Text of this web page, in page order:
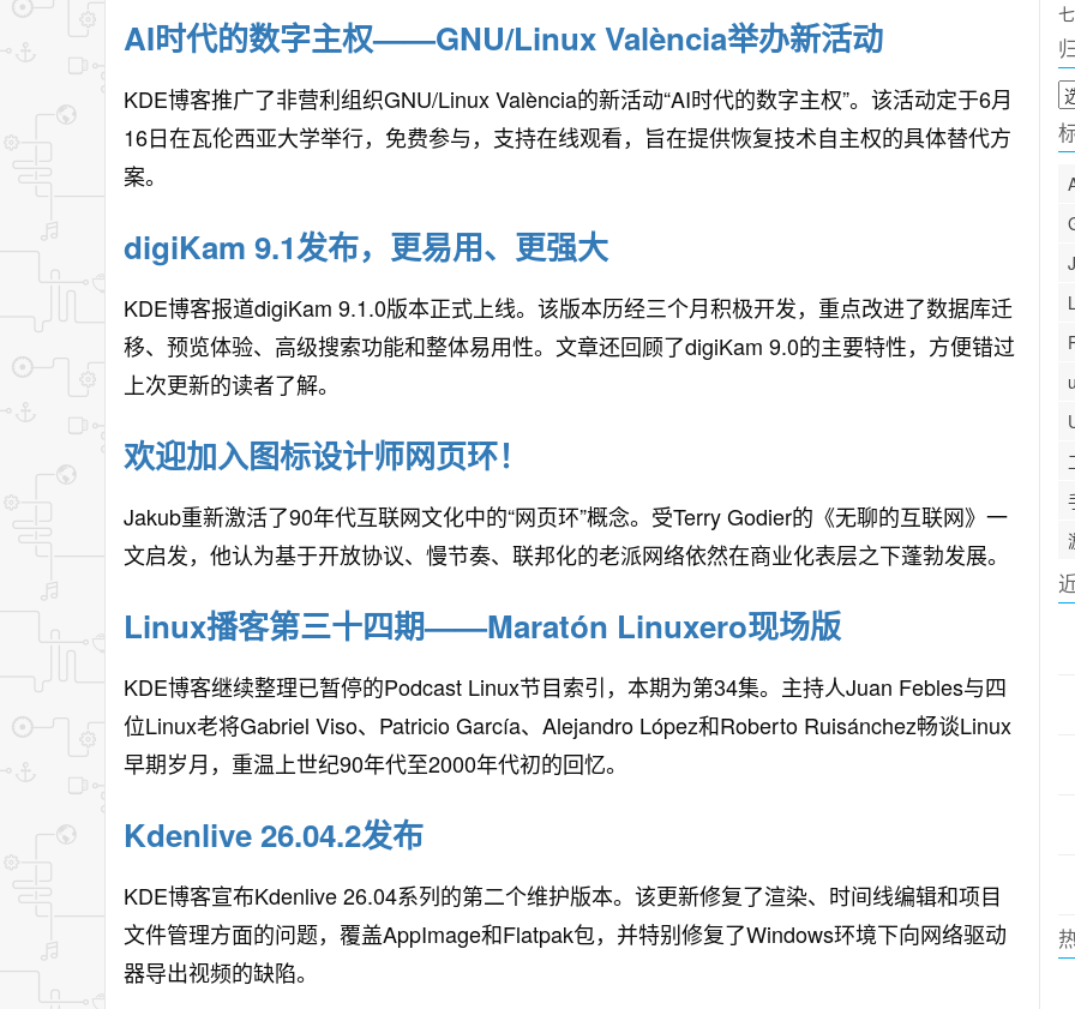
AI时代的数字主权——GNU/Linux València举办新活动
KDE博客推广了非营利组织GNU/Linux València的新活动“AI时代的数字主权”。该活动定于6月
16日在瓦伦西亚大学举行，免费参与，支持在线观看，旨在提供恢复技术自主权的具体替代方
案。
digiKam 9.1发布，更易用、更强大
KDE博客报道digiKam 9.1.0版本正式上线。该版本历经三个月积极开发，重点改进了数据库迁
移、预览体验、高级搜索功能和整体易用性。文章还回顾了digiKam 9.0的主要特性，方便错过
上次更新的读者了解。
欢迎加入图标设计师网页环！
Jakub重新激活了90年代互联网文化中的“网页环”概念。受Terry Godier的《无聊的互联网》一
文启发，他认为基于开放协议、慢节奏、联邦化的老派网络依然在商业化表层之下蓬勃发展。
Linux播客第三十四期——Maratón Linuxero现场版
KDE博客继续整理已暂停的Podcast Linux节目索引，本期为第34集。主持人Juan Febles与四
位Linux老将Gabriel Viso、Patricio García、Alejandro López和Roberto Ruisánchez畅谈Linux
早期岁月，重温上世纪90年代至2000年代初的回忆。
Kdenlive 26.04.2发布
KDE博客宣布Kdenlive 26.04系列的第二个维护版本。该更新修复了渲染、时间线编辑和项目
文件管理方面的问题，覆盖AppImage和Flatpak包，并特别修复了Windows环境下向网络驱动
器导出视频的缺陷。
归
档